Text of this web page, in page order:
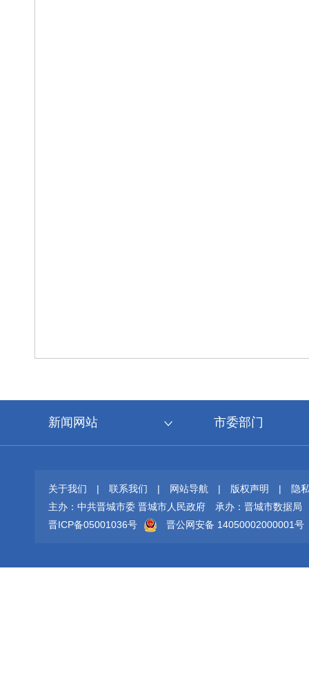
新闻网站 市委部门
关于我们 | 联系我们 | 网站导航 | 版权声明 |
隐
主办：中共晋城市委 晋城市人民政府
承办：晋城市数据局
晋ICP备05001036号
晋公网安备 14050002000001号